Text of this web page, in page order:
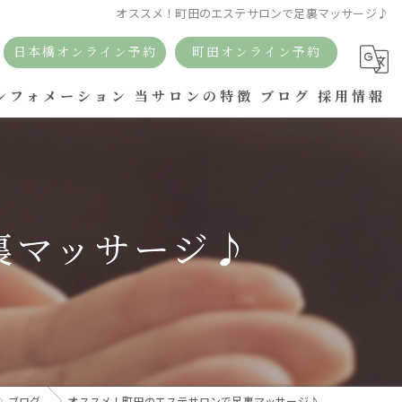
オススメ！町田のエステサロンで足裏マッサージ♪
日本橋オンライン予約 町田オンライン予約
フォメーション 当サロンの特徴
リンパ
ボディケア
ドライヘッドスパ
ブログ 採用情報
マッサージ♪